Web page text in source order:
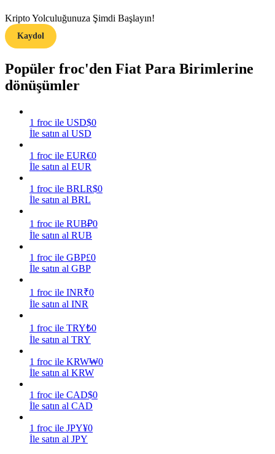
Ticaret stratejileri
Kazan
Power Piggy
Kripto Yolculuğunuza Şimdi Başlayın!
Kaydol
Popüler froc'den Fiat Para Birimlerine
dönüşümler
1 froc ile USD$0
İle satın al USD
1 froc ile EUR€0
İle satın al EUR
1 froc ile BRLR$0
İle satın al BRL
1 froc ile RUB₽0
İle satın al RUB
1 froc ile GBP£0
İle satın al GBP
1 froc ile INR₹0
İle satın al INR
1 froc ile TRY₺0
İle satın al TRY
1 froc ile KRW₩0
İle satın al KRW
1 froc ile CAD$0
İle satın al CAD
1 froc ile JPY¥0
İle satın al JPY